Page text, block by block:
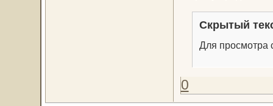
Скрытый
Для просмотра
0